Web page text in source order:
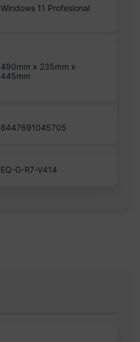
Windows 11 Profesional
490mm x 235mm x
445mm
8447691045705
EQ-G-R7-V414